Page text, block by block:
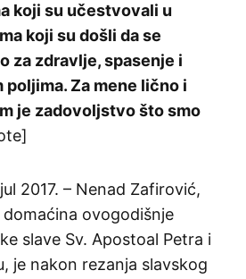
koji su učestvovali u
koji su došli da se
za zdravlje, spasenje i
poljima. Za mene lično i
je zadovoljstvo što smo
2017. – Nenad Zafirović,
domaćina ovogodišnje
slave Sv. Apostoal Petra i
je nakon rezanja slavskog